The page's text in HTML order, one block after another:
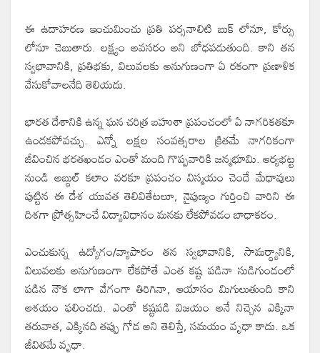
ఈ ఉదాహరణ ఇంచుమించు ప్రతి పర్సనాలిటి బుక్ లోనూ, కోర్సు
లోనూ చెబుతారు. లక్ష్యం అవసరం అని బోధపడుతుంది. కాని తన
స్వభావానికి, ప్రతిభకు, విలువలకు అనుగుణంగా ఏ రకంగా ప్రణాళిక
వేసుకోవాలనేది తెలియదు.
భారత దేశానికి ఉన్న ఘన చరిత్ర బహుశా ప్రపంచంలో ఏ నాగరికతకూ
ఉండకపోవచ్చు. ఎన్నో లక్షల సంవత్సరాల క్రితమే నాగరికంగా
జీవించిన భరతఖండం ఎంతో మంది గొప్పవారికి జన్మభూమి. ఆర్యభట్ట
నుండి అబ్దుల్ కలాం వరకూ ప్రపంచం విస్మయం చెందే మేధావులు
పుట్టిన ఈ దేశ యువత తెలివితేటలూ, నైపుణ్యం గుర్తించి వారిని ఈ
దిశగా ప్రోత్సహించే విద్యావిధానం మనకు లేకపోవడం బాధాకరం.
ఎంచుకున్న ఉద్యోగం/వ్యాపారం తన స్వభావానికి, సామర్ధ్యానికి,
విలువలకు అనుగుణంగా లేకపోతే ఎంత కష్ట పడినా సుడిగుండంలో
పడిన నౌక లాగా వేగంగా తిరిగినా, ఆయాసం మిగులుతుంది కాని
ఆశయం ఫలించదు. ఎంతో కష్టపడి విజయం అనే నిచ్చెన ఎక్కినా
తరువాత, ఎక్కినది తప్పు గోడ అని తెలిస్తే, సమయం వృధా కాదు. ఒక
జీవితమే వృధా.